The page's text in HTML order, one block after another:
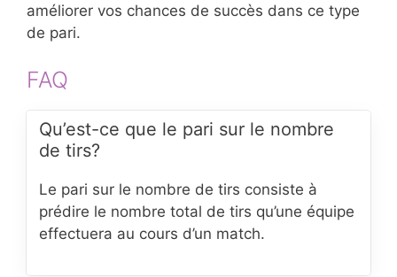
améliorer vos chances de succès dans ce type
de pari.
FAQ
Qu’est-ce que le pari sur le nombre
de tirs?
Le pari sur le nombre de tirs consiste à
prédire le nombre total de tirs qu’une équipe
effectuera au cours d’un match.